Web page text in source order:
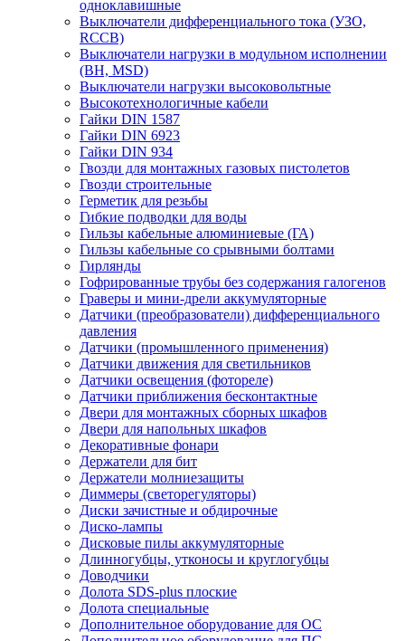
одноклавишные
Выключатели дифференциального тока (УЗО,
RCCB)
Выключатели нагрузки в модульном исполнении
(ВН, MSD)
Выключатели нагрузки высоковольтные
Высокотехнологичные кабели
Гайки DIN 1587
Гайки DIN 6923
Гайки DIN 934
Гвозди для монтажных газовых пистолетов
Гвозди строительные
Герметик для резьбы
Гибкие подводки для воды
Гильзы кабельные алюминиевые (ГА)
Гильзы кабельные со срывными болтами
Гирлянды
Гофрированные трубы без содержания галогенов
Граверы и мини-дрели аккумуляторные
Датчики (преобразователи) дифференциального
давления
Датчики (промышленного применения)
Датчики движения для светильников
Датчики освещения (фотореле)
Датчики приближения бесконтактные
Двери для монтажных сборных шкафов
Двери для напольных шкафов
Декоративные фонари
Держатели для бит
Держатели молниезащиты
Диммеры (светорегуляторы)
Диски зачистные и обдирочные
Диско-лампы
Дисковые пилы аккумуляторные
Длинногубцы, утконосы и круглогубцы
Доводчики
Долота SDS-plus плоские
Долота специальные
Дополнительное оборудование для ОС